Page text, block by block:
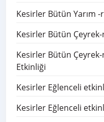
Kesirler Bütün Yarım
Kesirler Bütün
Kesirler Bütün
Etkinliği
Kesirler Eğlenceli
Kesirler Eğlenceli